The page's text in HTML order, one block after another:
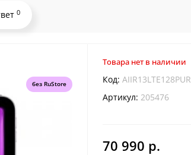
0
без RuStore
Товара нет в наличии
Код: AIIR13LTE128PUR
Артикул: 205476
70 990 р.